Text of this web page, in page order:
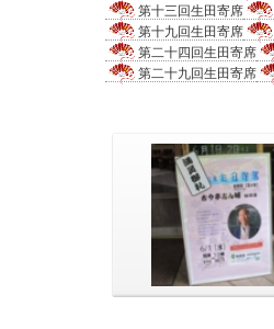
第十三回生田寄席
第十九回生田寄席
第二十四回生田寄席
第二十九回生田寄席